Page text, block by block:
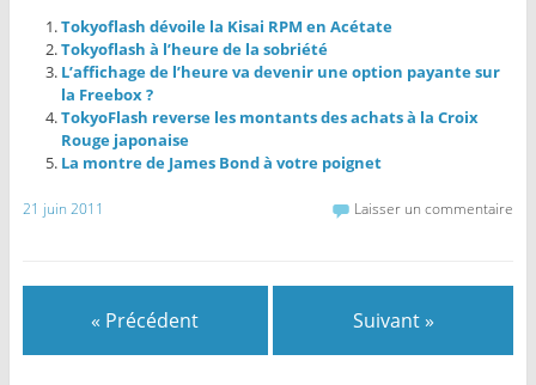
Tokyoflash dévoile la Kisai RPM en Acétate
Tokyoflash à l’heure de la sobriété
L’affichage de l’heure va devenir une option payante sur
la Freebox ?
TokyoFlash reverse les montants des achats à la Croix
Rouge japonaise
La montre de James Bond à votre poignet
21 juin 2011 Laisser un commentaire
« Précédent Suivant »